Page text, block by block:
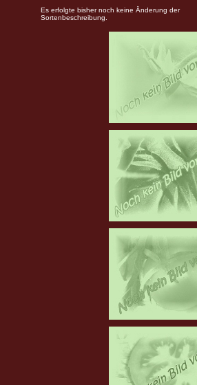
Es erfolgte bisher noch keine Änderung der
Sortenbeschreibung.